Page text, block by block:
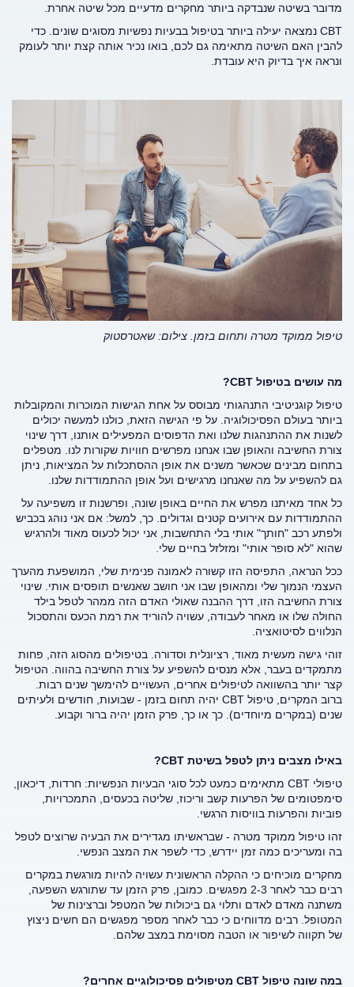
מדובר בשיטה שנבדקה ביותר מחקרים מדעיים מכל שיטה אחרת.
CBT נמצאה יעילה ביותר בטיפול בבעיות נפשיות מסוגים שונים. כדי
להבין האם השיטה מתאימה גם לכם, בואו נכיר אותה קצת יותר לעומק
ונראה איך בדיוק היא עובדת.
טיפול ממוקד מטרה ותחום בזמן. צילום: שאטרסטוק
מה עושים בטיפול CBT
?
טיפול קוגניטיבי התנהגותי מבוסס על אחת הגישות המוכרות והמקובלות
ביותר בעולם הפסיכולוגיה. על פי הגישה הזאת, כולנו למעשה יכולים
לשנות את ההתנהגות שלנו ואת הדפוסים המפעילים אותנו, דרך שינוי
צורת החשיבה והאופן שבו אנחנו מפרשים חוויות שקורות לנו. מטפלים
בתחום מבינים שכאשר משנים את אופן ההסתכלות על המציאות, ניתן
גם להשפיע על מה שאנחנו מרגישים ועל אופן ההתמודדות שלנו.
כל אחד מאיתנו מפרש את החיים באופן שונה, ופרשנות זו משפיעה על
ההתמודדות עם אירועים קטנים וגדולים. כך, למשל: אם אני נוהג בכביש
ולפתע רכב "חותך" אותי בלי התחשבות, אני יכול לכעוס מאוד ולהרגיש
שהוא "לא סופר אותי" ומזלזל בחיים שלי.
ככל הנראה, התפיסה הזו קשורה לאמונה פנימית שלי, המושפעת מהערך
העצמי הנמוך שלי ומהאופן שבו אני חושב שאנשים תופסים אותי. שינוי
צורת החשיבה הזו, דרך ההבנה שאולי האדם הזה ממהר לטפל בילד
החולה שלו או מאחר לעבודה, עשויה להוריד את רמת הכעס והתסכול
הנלווים לסיטואציה.
זוהי גישה מעשית מאוד, רציונלית וסדורה. בטיפולים מהסוג הזה, פחות
מתמקדים בעבר, אלא מנסים להשפיע על צורת החשיבה בהווה. הטיפול
קצר יותר בהשוואה לטיפולים אחרים, העשויים להימשך שנים רבות.
ברוב המקרים, טיפול CBT יהיה תחום בזמן - שבועות, חודשים ולעיתים
שנים (במקרים מיוחדים). כך או כך, פרק הזמן יהיה ברור וקבוע.
באילו מצבים ניתן לטפל בשיטת CBT
?
טיפולי CBT מתאימים כמעט לכל סוגי הבעיות הנפשיות: חרדות, דיכאון,
סימפטומים של הפרעות קשב וריכוז, שליטה בכעסים, התמכרויות,
פוביות והפרעות בוויסות הרגשי.
זהו טיפול ממוקד מטרה - שבראשיתו מגדירים את הבעיה שרוצים לטפל
בה ומעריכים כמה זמן יידרש, כדי לשפר את המצב הנפשי.
מחקרים מוכיחים כי ההקלה הראשונית עשויה להיות מורגשת במקרים
רבים כבר לאחר 2-3 מפגשים. כמובן, פרק הזמן עד שתורגש השפעה,
משתנה מאדם לאדם ותלוי גם ביכולות של המטפל וברצינות של
המטופל. רבים מדווחים כי כבר לאחר מספר מפגשים הם חשים ניצוץ
של תקווה לשיפור או הטבה מסוימת במצב שלהם.
במה שונה טיפול CBT מטיפולים פסיכולוגיים אחרים?